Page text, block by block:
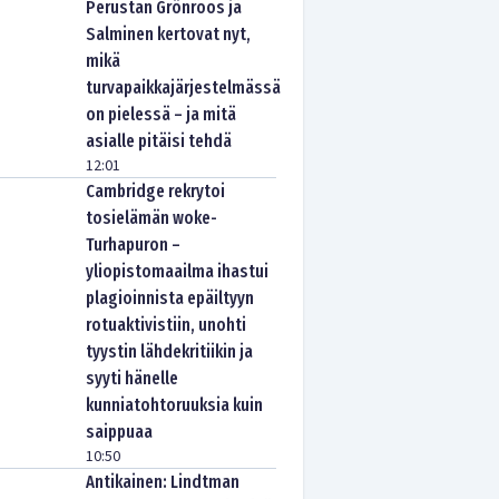
Perustan Grönroos ja
Salminen kertovat nyt,
mikä
turvapaikkajärjestelmässä
on pielessä – ja mitä
asialle pitäisi tehdä
12:01
Cambridge rekrytoi
tosielämän woke-
Turhapuron –
yliopistomaailma ihastui
plagioinnista epäiltyyn
rotuaktivistiin, unohti
tyystin lähdekritiikin ja
syyti hänelle
kunniatohtoruuksia kuin
saippuaa
10:50
Antikainen: Lindtman